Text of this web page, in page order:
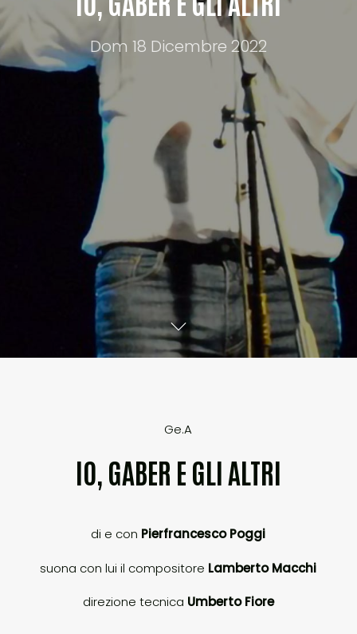
Dom 18 Dicembre 2022
Ge.A
IO, GABER E GLI ALTRI
di e con Pierfrancesco Poggi
suona con lui il compositore Lamberto Macchi
direzione tecnica Umberto Fiore